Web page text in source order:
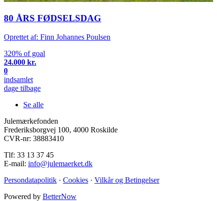
80 ÅRS FØDSELSDAG
Oprettet af: Finn Johannes Poulsen
320% of goal
24.000 kr.
0
indsamlet
dage tilbage
Se alle
Julemærkefonden
Frederiksborgvej 100, 4000 Roskilde
CVR-nr: 38883410
Tlf: 33 13 37 45
E-mail: info@julemaerket.dk
Persondatapolitik · Cookies · Vilkår og Betingelser
Powered by BetterNow